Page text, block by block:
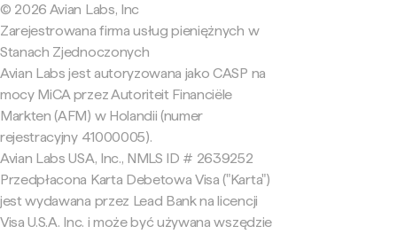
© 2026 Avian Labs, Inc
Zarejestrowana firma usług pieniężnych w
Stanach Zjednoczonych
Avian Labs jest autoryzowana jako CASP na
mocy MiCA przez Autoriteit Financiële
Markten (AFM) w Holandii (numer
rejestracyjny 41000005).
Avian Labs USA, Inc., NMLS ID # 2639252
Przedpłacona Karta Debetowa Visa ("Karta")
jest wydawana przez Lead Bank na licencji
Visa U.S.A. Inc. i może być używana wszędzie